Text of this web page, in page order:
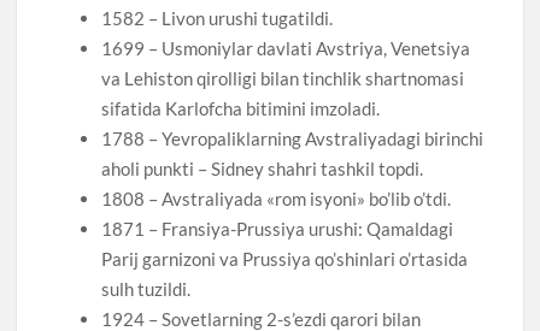
1582 – Livon urushi tugatildi.
1699 – Usmoniylar davlati Avstriya, Venetsiya
va Lehiston qirolligi bilan tinchlik shartnomasi
sifatida Karlofcha bitimini imzoladi.
1788 – Yevropaliklarning Avstraliyadagi birinchi
aholi punkti – Sidney shahri tashkil topdi.
1808 – Avstraliyada «rom isyoni» bo’lib o’tdi.
1871 – Fransiya-Prussiya urushi: Qamaldagi
Parij garnizoni va Prussiya qo’shinlari o’rtasida
sulh tuzildi.
1924 – Sovetlarning 2-s’ezdi qarori bilan